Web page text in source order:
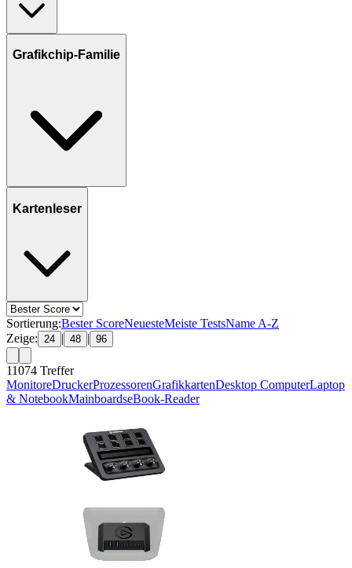
Grafikchip-Familie
Kartenleser
Sortierung:Bester ScoreNeuesteMeiste TestsName A-Z
Zeige: 24 | 48 | 96
11074 Treffer
MonitoreDruckerProzessorenGrafikkartenDesktop ComputerLaptop
& NotebookMainboardseBook-Reader